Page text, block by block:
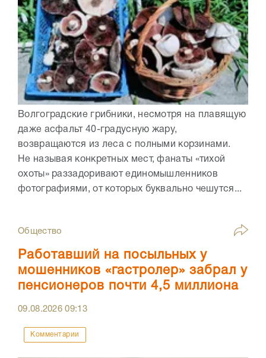
Волгоградские грибники, несмотря на плавящую
даже асфальт 40-градусную жару,
возвращаются из леса с полными корзинами.
Не называя конкретных мест, фанаты «тихой
охоты» раззадоривают единомышленников
фотографиями, от которых буквально чешутся...
Общество
Работавший на посыльных у
мошенников «гастролер» забрал у
пенсионеров почти 4,5 миллиона
09.08.202609:13
Комментарии